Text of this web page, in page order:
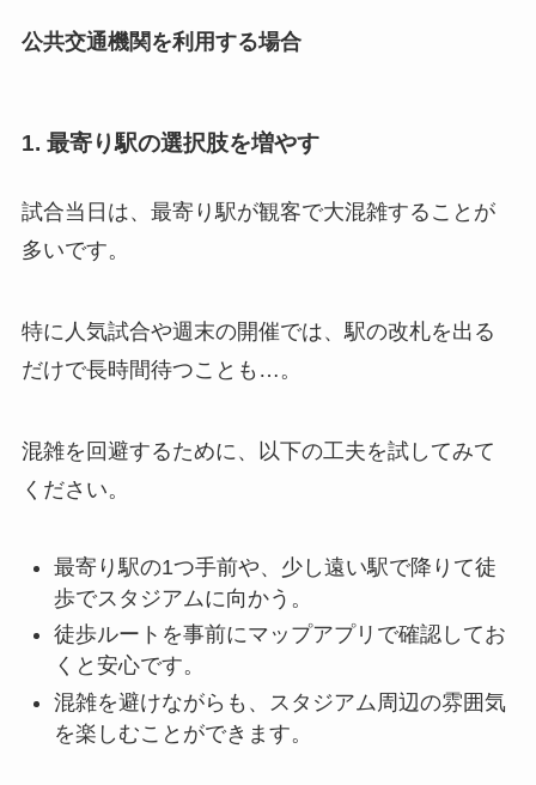
公共交通機関を利用する場合
1. 最寄り駅の選択肢を増やす
試合当日は、最寄り駅が観客で大混雑することが
多いです。
特に人気試合や週末の開催では、駅の改札を出る
だけで長時間待つことも…。
混雑を回避するために、以下の工夫を試してみて
ください。
最寄り駅の1つ手前や、少し遠い駅で降りて徒
歩でスタジアムに向かう。
徒歩ルートを事前にマップアプリで確認してお
くと安心です。
混雑を避けながらも、スタジアム周辺の雰囲気
を楽しむことができます。